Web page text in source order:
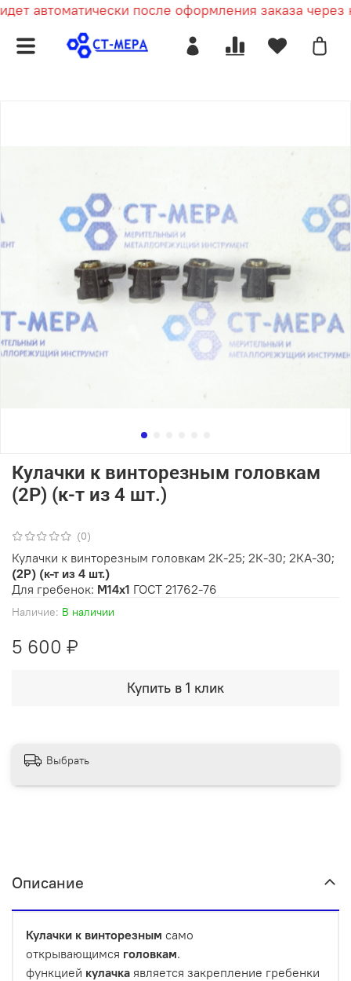
автоматически после оформления заказа через
(0)
Наличие: В наличии
Кулачки к винторезным головкам
(2Р) (к-т из 4 шт.)
5 600 ₽
Купить в 1 клик
Кулачки к винторезным головкам 2К-25; 2К-30; 2КА-30;
(2Р) (к-т из 4 шт.)
Для гребенок: М14х1 ГОСТ 21762-76
Выбрать
Описание
Кулачки к винторезным само
открывающимся головкам.
функцией кулачка является закрепление гребенки